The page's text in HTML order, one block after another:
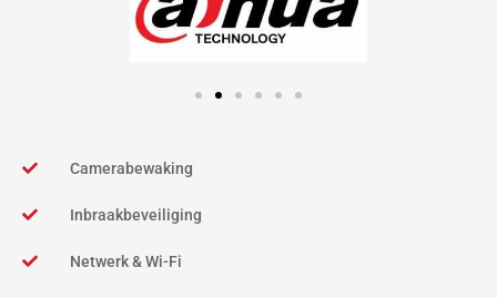
Camerabewaking
Inbraakbeveiliging
Netwerk & Wi-Fi